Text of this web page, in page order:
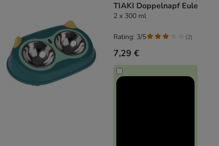
TIAKI Doppelnapf Eule
2 x 300 ml
7,29 €
Rating: 3/5 (2)